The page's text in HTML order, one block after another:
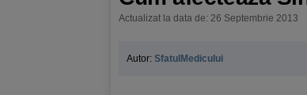
Actualizat la data de: 26 Septembrie 2013
Autor: SfatulMedicului